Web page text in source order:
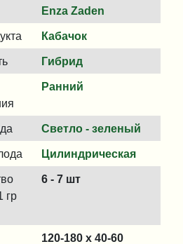
Enza Zaden
Кабачок
Гибрид
Ранний
Светло - зеленый
Цилиндрическая
гр
6 - 7 шт
120-180 x 40-60